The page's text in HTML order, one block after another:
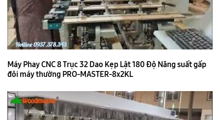
Máy Phay CNC 8 Trục 32 Dao Kẹp Lật 180 Độ Năng suất gấp
đôi máy thường PRO-MASTER-8x2KL